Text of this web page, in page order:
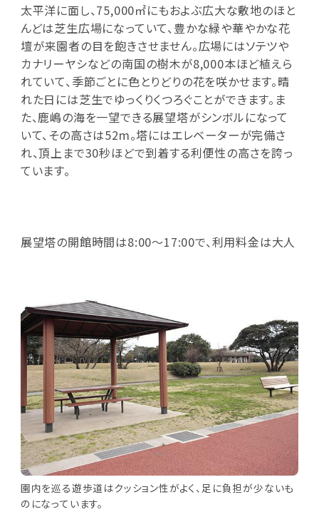
太平洋に面し、75,000㎡にもおよぶ広大な敷地のほと
んどは芝生広場になっていて、豊かな緑や華やかな花
壇が来園者の目を飽きさせません。広場にはソテツや
カナリーヤシなどの南国の樹木が8,000本ほど植えら
れていて、季節ごとに色とりどりの花を咲かせます。晴
れた日には芝生でゆっくりくつろぐことができます。ま
た、鹿嶋の海を一望できる展望塔がシンボルになって
いて、その高さは52m。塔にはエレベーターが完備さ
れ、頂上まで30秒ほどで到着する利便性の高さを誇っ
ています。
展望塔の開館時間は8:00～17:00で、利用料金は大人
園内を巡る遊歩道はクッション性がよく、足に負担が少ないも
のになっています。